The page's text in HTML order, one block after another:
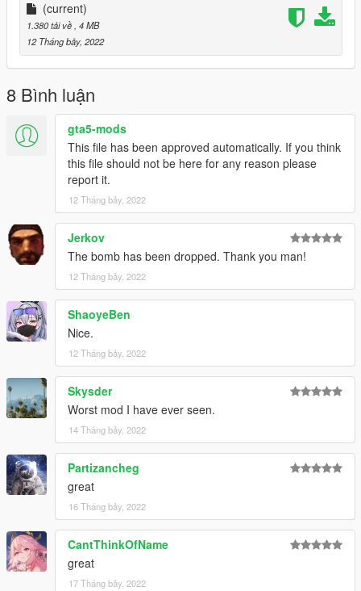
(current)
1.380 tải về , 4 MB
12 Tháng bảy, 2022
8 Bình luận
gta5-mods
This file has been approved automatically. If you think
this file should not be here for any reason please
report it.
12 Tháng bảy, 2022
Jerkov
The bomb has been dropped. Thank you man!
12 Tháng bảy, 2022
ShaoyeBen
Nice.
12 Tháng bảy, 2022
Skysder
Worst mod I have ever seen.
14 Tháng bảy, 2022
Partizancheg
great
16 Tháng bảy, 2022
CantThinkOfName
great
17 Tháng bảy, 2022